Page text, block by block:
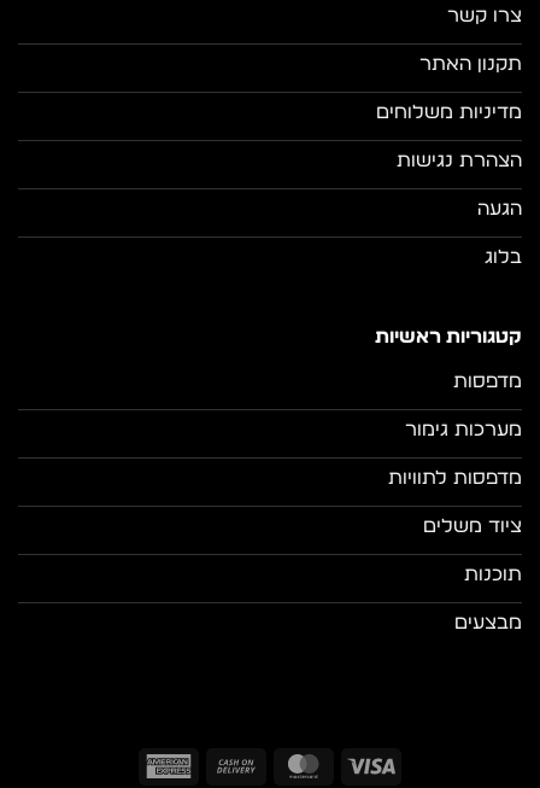
צרו קשר
תקנון האתר
מדיניות משלוחים
הצהרת נגישות
הגעה
בלוג
קטגוריות ראשיות
מדפסות
מערכות גימור
מדפסות לתוויות
ציוד משלים
תוכנות
מבצעים
Visa
MasterCard
Cash